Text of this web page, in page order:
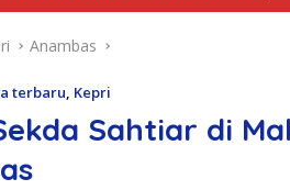
Anambas
terbaru, Kepri
Sahtiar di